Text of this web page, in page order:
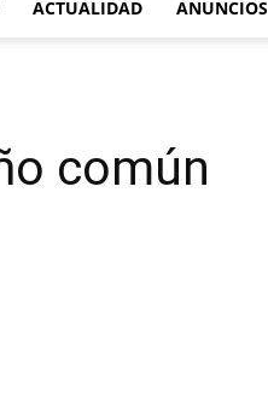
ACTUALIDAD ANUNCIOS
común